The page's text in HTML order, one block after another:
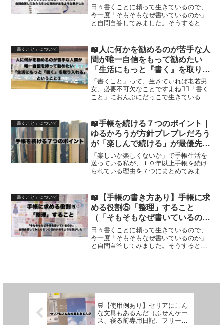
か」自問自答してみたら５つの目
的があるような気がした）【文具
沼に浸かるなんとなく専業主婦の
日々書くことに頼って生きているので、
今一度「そもそもなぜ書いているのか」
と自問自答してみました。そうすると、
方とともに、１つずつご紹介いたします
✍🏻
「書くこと」について
📖人に何かを勧めるのが苦手な人
間が唯一自信をもって勧めたい
「生活にもっと『書く』を取り入
れる」ということ③（なんでそん
なに『書く』を推すのか？4つの
理由）【手帳・文具沼に浸かるな
「書くこと」って、生きていれば老若男
女、必要不可欠なことですよね✍🏻「書く
こと」におんぶにだっこで生きている私
らつらと書きました。
「書くこと」について
📖手帳を続ける７つのポイント｜
ゆるかろうが方針ブレブレだろう
が「楽しんで続ける」が最優先
【文具沼に浸かるなんとなく専業
主婦の手帳生活】
「楽しいか楽しくないか」で手帳生活を
送っている私が、１０年以上手帳を続け
られている理由を７つにまとめてみまし
さんの手帳生活が楽しくなるお手伝いが
出来れば喜びです🍀
「書くこと」について
📖【手帳の書き方あり】手帳に求
める役割⑤「整理」すること
（「そもそもなぜ書いているの
か」自問自答してみたら５つの目
的があるような気がした）【文具
沼に浸かるなんとなく専業主婦の
日々書くことに頼って生きているので、
今一度「そもそもなぜ書いているのか」
と自問自答してみました。そうすると、
🛒【使用例あり】セリアにこん
な文具もあるんだ（ふせんケー
ス、寝る前専用日記、フリーバ